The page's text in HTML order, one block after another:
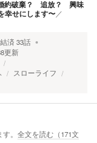
約破棄？ 追放？ 興味
幸せにします〜／
済33話
更新
スローライフ
。 全文を読む（171文